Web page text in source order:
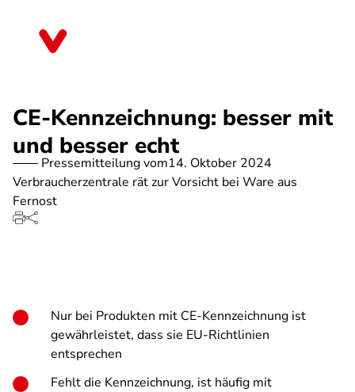
CE-Kennzeichnung: besser mit
und besser echt
Pressemitteilung vom14. Oktober 2024
Verbraucherzentrale rät zur Vorsicht bei Ware aus
Fernost
Nur bei Produkten mit CE-Kennzeichnung ist
gewährleistet, dass sie EU-Richtlinien
entsprechen
Fehlt die Kennzeichnung, ist häufig mit